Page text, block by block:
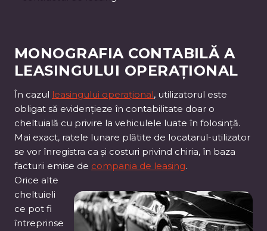
MONOGRAFIA CONTABILĂ A
LEASINGULUI OPERAȚIONAL
În cazul leasingului operațional, utilizatorul este
obligat să evidențieze în contabilitate doar o
cheltuială cu privire la vehiculele luate în folosință.
Mai exact, ratele lunare plătite de locatarul-utilizator
se vor înregistra ca și costuri privind chiria, în baza
facturii emise de compania de leasing.
Orice alte
cheltuieli
ce pot fi
întreprinse